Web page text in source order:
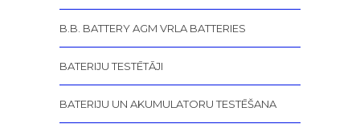
B.B. BATTERY AGM VRLA BATTERIES
BATERIJU TESTĒTĀJI
BATERIJU UN AKUMULATORU TESTĒŠANA